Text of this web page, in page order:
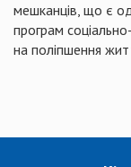
мешканців, що є
програм
на поліпшення